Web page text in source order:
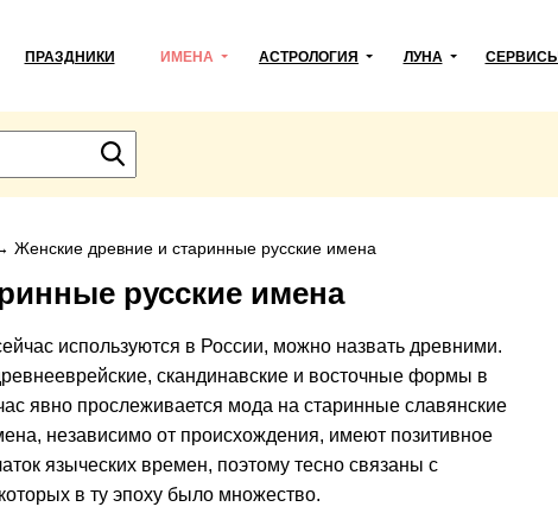
ПРАЗДНИКИ ИМЕНА АСТРОЛОГИЯ ЛУНА СЕРВИСЫ
Женские древние и старинные русские имена
русские имена
используются в России, можно назвать древними.
скандинавские и восточные формы в
явно прослеживается мода на старинные славянские
независимо от происхождения, имеют позитивное
языческих времен, поэтому тесно связаны с
в ту эпоху было множество.